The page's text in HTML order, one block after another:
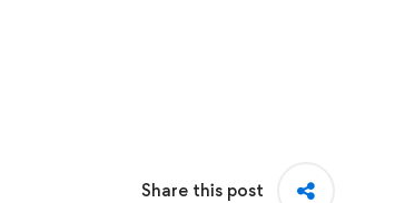
Share this post